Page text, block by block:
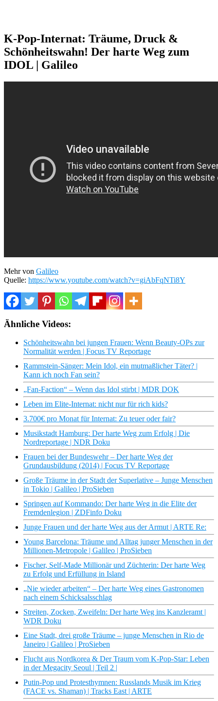
K-Pop-Internat: Träume, Druck &
Schönheitswahn! Der harte Weg zum
IDOL | Galileo
Mehr von Galileo
Quelle: https://www.youtube.com/watch?v=giAbFqNTi8Y
Ähnliche Videos:
Schönheitswahn bei jungen Frauen: Wenn Beauty-OPs zur
Normalität werden | Focus TV Reportage
Rammstein-Sänger: Mein Idol, ein mutmaßlicher Täter? |
Kann ich noch Fan sein?
„Fan-Faction“ – Wenn das Idol stirbt | MDR DOK
Leben im Elite-Internat: nicht nur für rich kids?
3.700€ pro Monat für Internat: Zu teuer oder fair?
Musikstadt Hamburg: Der harte Weg zum Erfolg | Die
Nordreportage | NDR Doku
Frauen bei der Bundeswehr – Der harte Weg der
Grundausbildung (2014) | Focus TV Reportage
Große Träume in der Stadt der Superlative – Junge Menschen
in Tokio | Galileo | ProSieben
Springen auf Kommando: Der harte Weg in die Elite der
Fremdenlegion | ZDFinfo Doku
Junge Frauen und der harte Weg aus der Armut | ARTE Re:
Young Barcelona: Träume und Alltag junger Menschen in der
Millionen-Metropole | Galileo | ProSieben
Fischer, Self-Made Millionär und Züchterin: Der harte Weg
zu Erfolg und Erfüllung in Island
„Nie wieder arbeiten“ – Der harte Weg eines Gastronomen
nach einem Schicksalsschlag
Streiten, Zocken, Zweifeln: Der harte Weg ins Kanzleramt |
WDR Doku
Eine Stadt, drei große Träume – junge Menschen in Rio de
Janeiro | Galileo | ProSieben
Flucht aus Nordkorea & Der Traum vom K-Pop-Star: Leben
in der Megacity Seoul | Teil 2 |
Putin-Pop und Protesthymnen: Russlands Musik im Krieg
(FACE vs. Shaman) | Tracks East | ARTE